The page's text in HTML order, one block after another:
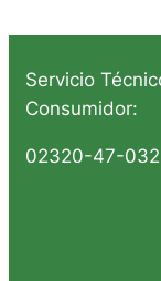
Servicio
Consumidor:
02320-47-